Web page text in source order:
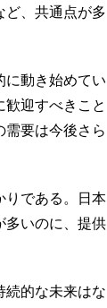
ど、共通点が多
動き始めてい
迎すべきこと
需要は今後さら
りである。日本
多いのに、提供
的な未来はな